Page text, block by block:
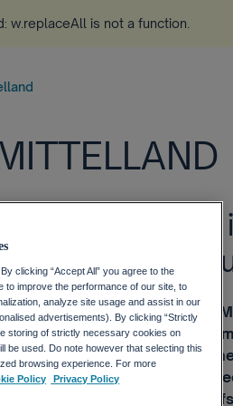
w.replaceAll is not a function
hohem
Das Stellenangebot im Espace
Niveau des Vorjahres (+1%),
als der
fundierte Erhebung des
Zürich. Während im
clicking “Accept All” you agree to the
to improve the performance of our site, to
analyze site usage and assist in our
advertisements). By clicking “Strictly
storing of strictly necessary cookies on
be used. Do note however that selecting this
browsing experience. For more
Policy Privacy Policy